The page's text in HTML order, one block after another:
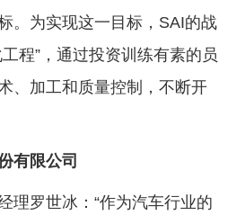
。为实现这一目标，SAI的战
程”，通过投资训练有素的员
、加工和质量控制，不断开
有限公司
理罗世冰：“作为汽车行业的